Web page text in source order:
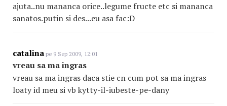
ajuta..nu mananca orice..legume fructe etc si mananca
sanatos.putin si des...eu asa fac:D
catalina pe 9 Sep 2009, 12:01
vreau sa ma ingras
vreau sa ma ingras daca stie cn cum pot sa ma ingras
loaty id meu si vb kytty-il-iubeste-pe-dany